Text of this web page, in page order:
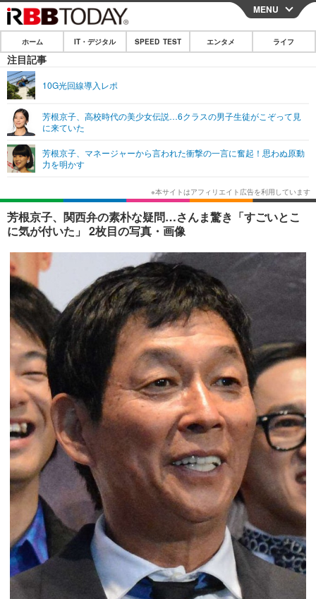
CLOSE
ホーム
IT・デジタル
ネタ
ショッピング その他
SPEED TEST
エンタメ
エンタメTOP
韓国・芸能
音楽 スポーツ
ショッピング その他
ライフ
ライフTOP グルメ
ペット ショッピング
その他
リリース一覧
プッシュ通知の停止方法
MENU
ホーム IT・デジタル SPEED TEST エンタメ ライフ
注目記事
10G光回線導入レポ
芳根京子、高校時代の美少女伝説…6クラスの男子生徒がこぞって見
に来ていた
芳根京子、マネージャーから言われた衝撃の一言に奮起！思わぬ原動
力を明かす
芳根京子、関西弁の素朴な疑問…さんま驚き「すごいとこ
に気が付いた」 2枚目の写真・画像